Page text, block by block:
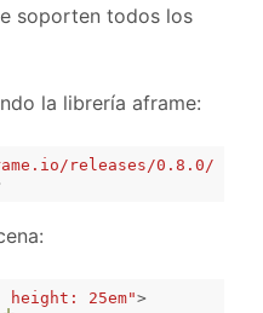
soporten todos los
la librería aframe:
releases/0.8.0/
height: 25em">